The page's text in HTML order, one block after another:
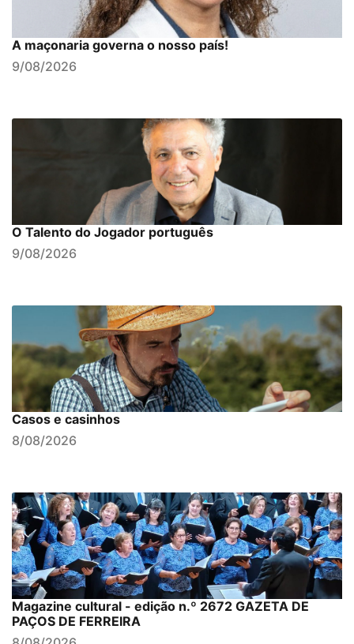
A maçonaria governa o nosso país!
9/08/2026
O Talento do Jogador português
9/08/2026
Casos e casinhos
8/08/2026
Magazine cultural - edição n.º 2672 GAZETA DE
PAÇOS DE FERREIRA